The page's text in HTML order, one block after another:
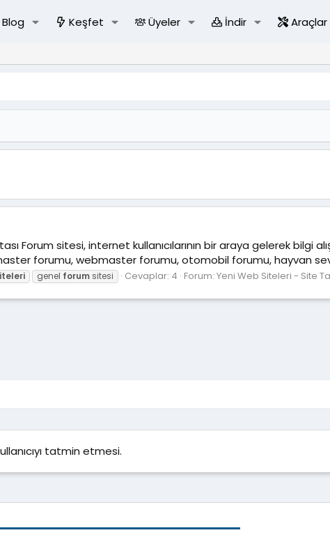
Blog Keşfet Üyeler İndir Araçlar
Forum sitesi, internet kullanıcılarının bir araya gelerek bilgi
forumu, webmaster forumu, otomobil forumu, hayvan
genel forum sitesi Cevaplar: 4 Forum: Yeni Web Siteleri - Site
tatmin etmesi.